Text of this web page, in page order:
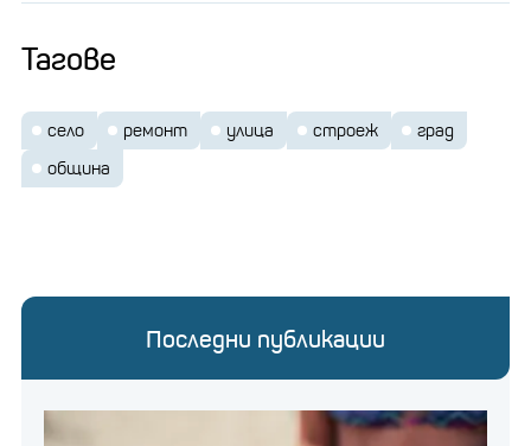
Тагове
село ремонт улица строеж
град
община
Последни публикации